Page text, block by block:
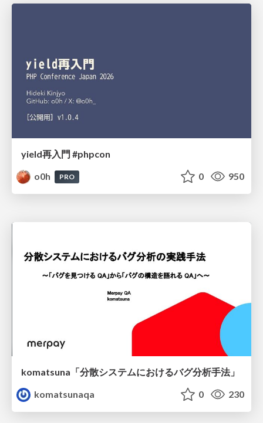
yield再入門 #phpcon
o0h
PRO 0 950
komatsuna「分散システムにおけるバグ分析手法」
komatsunaqa
0 230